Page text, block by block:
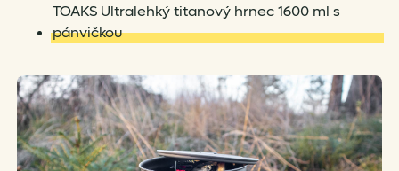
TOAKS Ultralehký titanový hrnec 1600 ml s
pánvičkou